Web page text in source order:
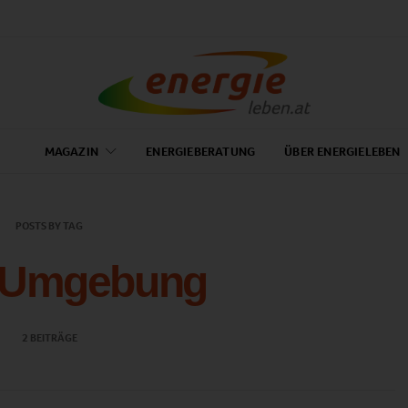
MAGAZIN ENERGIEBERATUNG ÜBER ENERGIELEBEN
POSTS BY TAG
2 BEITRÄGE